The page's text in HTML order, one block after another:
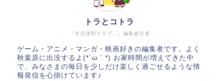
『生活便利クラブ。』編集責任者
トラとコトラ
ゲーム・アニメ・マンガ・映画好きの編集者です。よく
秋葉原に出没するよ(*´ω｀*) お家時間が増えてきた中
で、みなさまの毎日を少しだけ楽しく過ごせるような情
報発信を心掛けています♪